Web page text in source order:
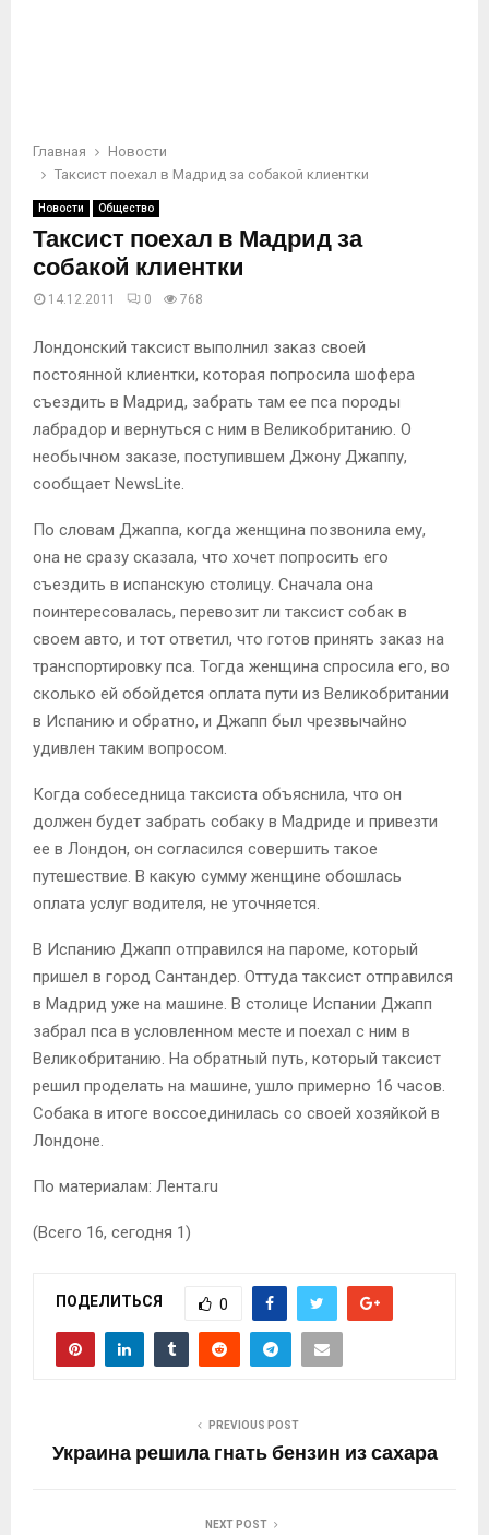
Главная
Новости
Таксист поехал в Мадрид за собакой клиентки
Новости Общество
Таксист поехал в Мадрид за
собакой клиентки
14.12.2011 0 768
Лондонский таксист выполнил заказ своей
постоянной клиентки, которая попросила шофера
съездить в Мадрид, забрать там ее пса породы
лабрадор и вернуться с ним в Великобританию. О
необычном заказе, поступившем Джону Джаппу,
сообщает NewsLite.
По словам Джаппа, когда женщина позвонила ему,
она не сразу сказала, что хочет попросить его
съездить в испанскую столицу. Сначала она
поинтересовалась, перевозит ли таксист собак в
своем авто, и тот ответил, что готов принять заказ на
транспортировку пса. Тогда женщина спросила его, во
сколько ей обойдется оплата пути из Великобритании
в Испанию и обратно, и Джапп был чрезвычайно
удивлен таким вопросом.
Когда собеседница таксиста объяснила, что он
должен будет забрать собаку в Мадриде и привезти
ее в Лондон, он согласился совершить такое
путешествие. В какую сумму женщине обошлась
оплата услуг водителя, не уточняется.
В Испанию Джапп отправился на пароме, который
пришел в город Сантандер. Оттуда таксист отправился
в Мадрид уже на машине. В столице Испании Джапп
забрал пса в условленном месте и поехал с ним в
Великобританию. На обратный путь, который таксист
решил проделать на машине, ушло примерно 16 часов.
Собака в итоге воссоединилась со своей хозяйкой в
Лондоне.
По материалам: Лента.ru
(Всего 16, сегодня 1)
ПОДЕЛИТЬСЯ 0
PREVIOUS POST
Украина решила гнать бензин из сахара
NEXT POST